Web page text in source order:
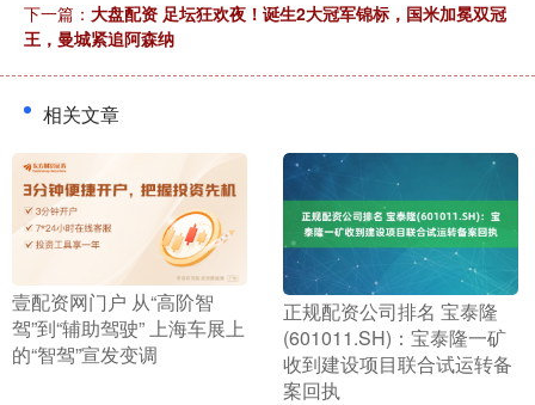
下一篇： 大盘配资 足坛狂欢夜！诞生2大冠军锦标，国米加冕双冠
王，曼城紧追阿森纳
相关文章
​壹配资网门户 从“高阶智
驾”到“辅助驾驶” 上海车展上
的“智驾”宣发变调
​正规配资公司排名 宝泰隆
(601011.SH)：宝泰隆一矿
收到建设项目联合试运转备
案回执